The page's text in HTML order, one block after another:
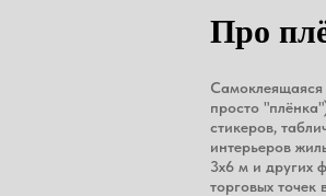
Про
Самоклеящаяся
просто
стикеров,
интерьеров
3х6 м и других
торговых точек